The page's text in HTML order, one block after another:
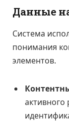
Данные
Система
понимания
элементов.
активного